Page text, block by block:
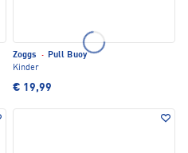
Zoggs · Pull Buoy
Kinder
€ 19,99